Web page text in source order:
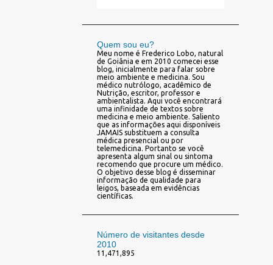
Quem sou eu?
Meu nome é Frederico Lobo, natural
de Goiânia e em 2010 comecei esse
blog, inicialmente para falar sobre
meio ambiente e medicina. Sou
médico nutrólogo, acadêmico de
Nutrição, escritor, professor e
ambientalista. Aqui você encontrará
uma infinidade de textos sobre
medicina e meio ambiente. Saliento
que as informações aqui disponíveis
JAMAIS substituem a consulta
médica presencial ou por
telemedicina. Portanto se você
apresenta algum sinal ou sintoma
recomendo que procure um médico.
O objetivo desse blog é disseminar
informação de qualidade para
leigos, baseada em evidências
científicas.
Número de visitantes desde
2010
11,471,895